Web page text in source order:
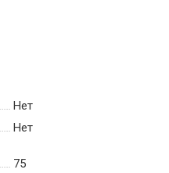
Нет
Нет
75